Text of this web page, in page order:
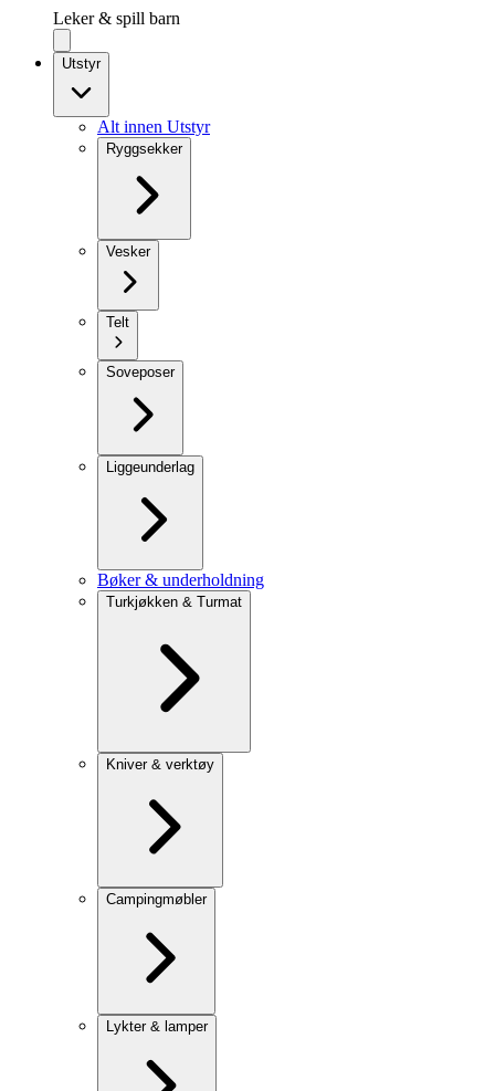
Leker & spill barn
Utstyr
Alt innen Utstyr
Ryggsekker
Vesker
Telt
Soveposer
Liggeunderlag
Bøker & underholdning
Turkjøkken & Turmat
Kniver & verktøy
Campingmøbler
Lykter & lamper